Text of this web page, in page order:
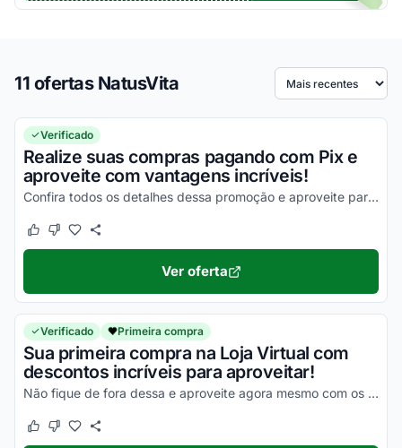
11 ofertas NatusVita Ordenar por
Verificado
Realize suas compras pagando com Pix e
aproveite com vantagens incríveis!
Confira todos os detalhes dessa promoção e aproveite para economizar agora mesmo!
Este cupom funcionou
Este cupom não funcionou
Ver oferta
Verificado Primeira compra
Sua primeira compra na Loja Virtual com
descontos incríveis para aproveitar!
Não fique de fora dessa e aproveite agora mesmo com os melhores descontos!
Este cupom funcionou
Este cupom não funcionou